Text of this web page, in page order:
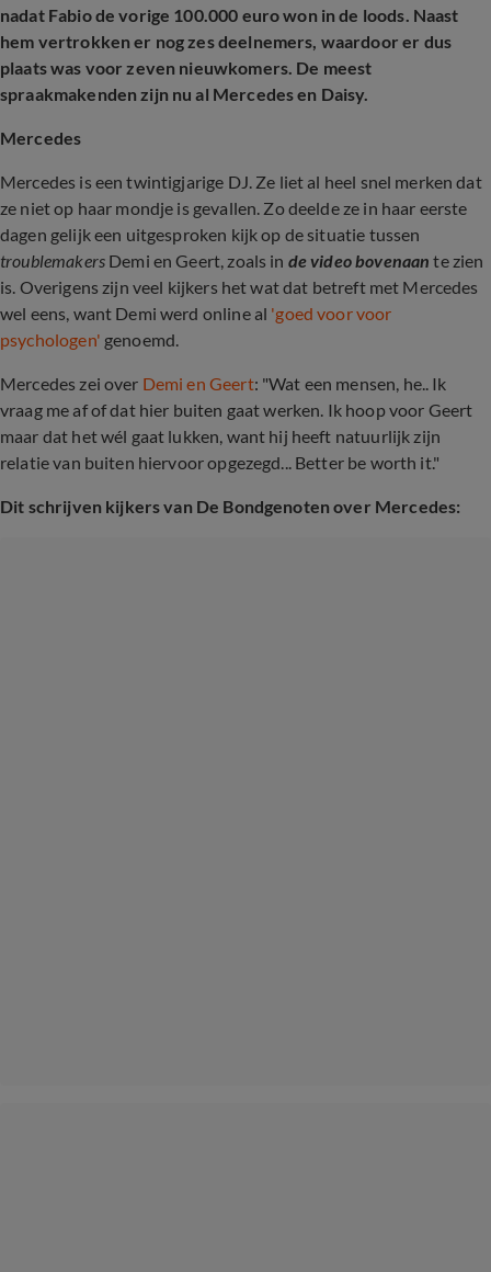
nadat Fabio de vorige 100.000 euro won in de loods. Naast
hem vertrokken er nog zes deelnemers, waardoor er dus
plaats was voor zeven nieuwkomers. De meest
spraakmakenden zijn nu al Mercedes en Daisy.
Mercedes
Mercedes is een twintigjarige DJ. Ze liet al heel snel merken dat
ze niet op haar mondje is gevallen. Zo deelde ze in haar eerste
dagen gelijk een uitgesproken kijk op de situatie tussen
troublemakersDemi en Geert, zoals in de video bovenaan te zien
is. Overigens zijn veel kijkers het wat dat betreft met Mercedes
wel eens, want Demi werd online al 'goed voor voor
psychologen' genoemd.
Mercedes zei over Demi en Geert: "Wat een mensen, he.. Ik
vraag me af of dat hier buiten gaat werken. Ik hoop voor Geert
maar dat het wél gaat lukken, want hij heeft natuurlijk zijn
relatie van buiten hiervoor opgezegd... Better be worth it."
Dit schrijven kijkers van De Bondgenoten over Mercedes: